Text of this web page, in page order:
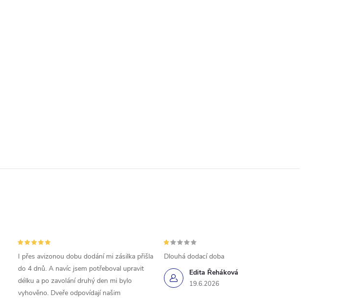
I přes avizonou dobu dodání mi zásilka přišla
do 4 dnů. A navíc jsem potřeboval upravit
délku a po zavolání druhý den mi bylo
vyhověno. Dveře odpovídají našim
Edita Řeháková
19.6.2026
Dlouhá dodací doba